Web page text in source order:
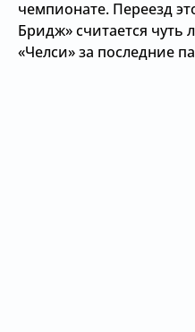
чемпионате. Переезд
Бридж» считается
«Челси» за последние